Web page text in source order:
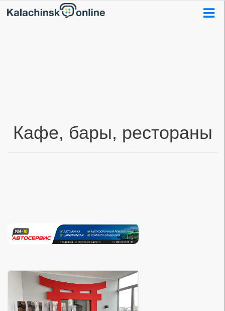
Кафе, бары, рестораны